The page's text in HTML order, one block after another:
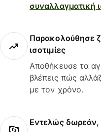
συναλλαγματική
Παρακολούθησε
ισοτιμίες
Αποθήκευσε τα
βλέπεις πώς
με τον χρόνο.
Εντελώς δωρεάν,